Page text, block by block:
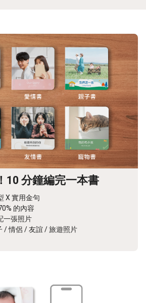
10 分鐘編完一本書
X 實用金句
的內容
一張照片
/ 情侶 / 友誼 / 旅遊照片